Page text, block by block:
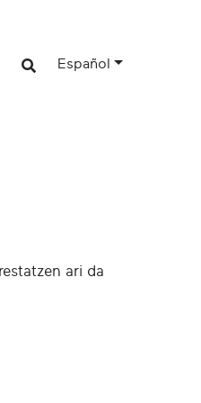
Español
ari da